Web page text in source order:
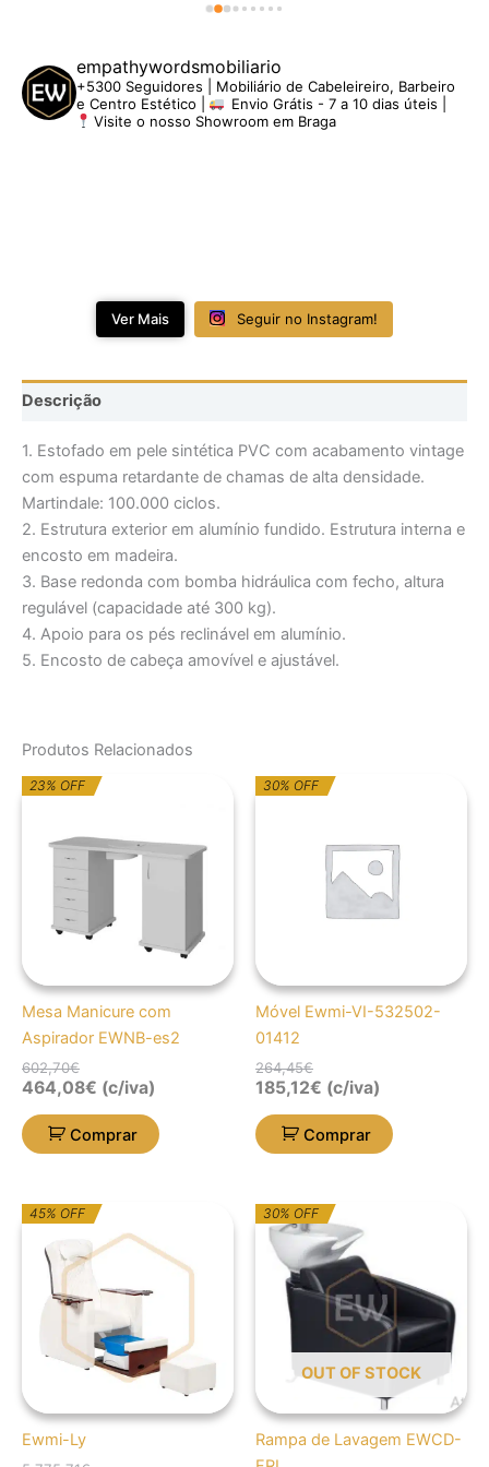
empathywordsmobiliario
+5300 Seguidores | Mobiliário de Cabeleireiro, Barbeiro
e Centro Estético |
Envio Grátis - 7 a 10 dias úteis |
Visite o nosso Showroom em Braga
Ver Mais Seguir no Instagram!
Descrição
1. Estofado em pele sintética PVC com acabamento vintage
com espuma retardante de chamas de alta densidade.
Martindale: 100.000 ciclos.
2. Estrutura exterior em alumínio fundido. Estrutura interna e
encosto em madeira.
3. Base redonda com bomba hidráulica com fecho, altura
regulável (capacidade até 300 kg).
4. Apoio para os pés reclinável em alumínio.
5. Encosto de cabeça amovível e ajustável.
Produtos Relacionados
23% OFF
Mesa Manicure com
Aspirador EWNB-es2
602,70€
O
preço
era:
602,70€.
O
preço
é:
464,08€.
464,08€ (c/iva)
Comprar
30% OFF
Móvel Ewmi-VI-532502-
01412
264,45€
O
preço
264,45€.
O
preço
185,12€.
185,12€ (c/iva)
Comprar
45% OFF
Ewmi-Ly
O
preço
original
era:
O
preço
atual
é:
30% OFF
OUT OF STOCK
Rampa de Lavagem EWCD-
O
preço
original
era:
1.086,09€.
O
preço
atual
é:
760,26€.